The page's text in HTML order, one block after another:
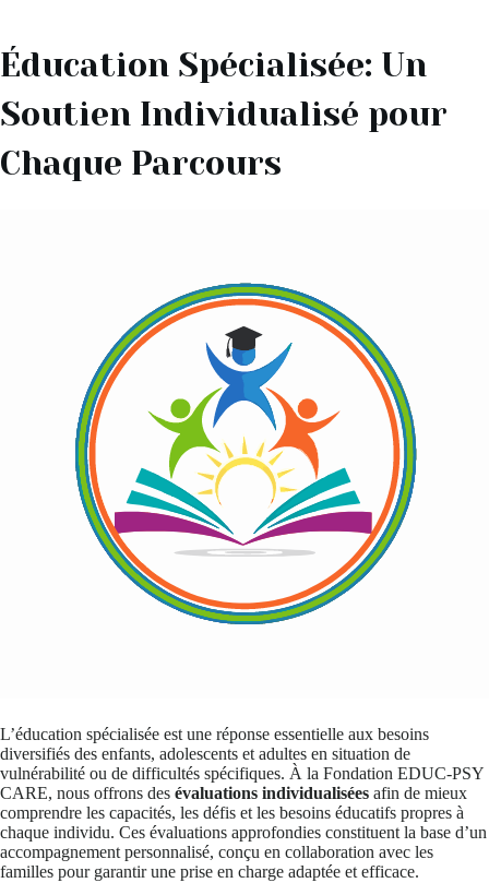
Éducation Spécialisée: Un
Soutien Individualisé pour
Chaque Parcours
L’éducation spécialisée est une réponse essentielle aux besoins
diversifiés des enfants, adolescents et adultes en situation de
vulnérabilité ou de difficultés spécifiques. À la Fondation EDUC-PSY
CARE, nous offrons des évaluations individualisées afin de mieux
comprendre les capacités, les défis et les besoins éducatifs propres à
chaque individu. Ces évaluations approfondies constituent la base d’un
accompagnement personnalisé, conçu en collaboration avec les
familles pour garantir une prise en charge adaptée et efficace.